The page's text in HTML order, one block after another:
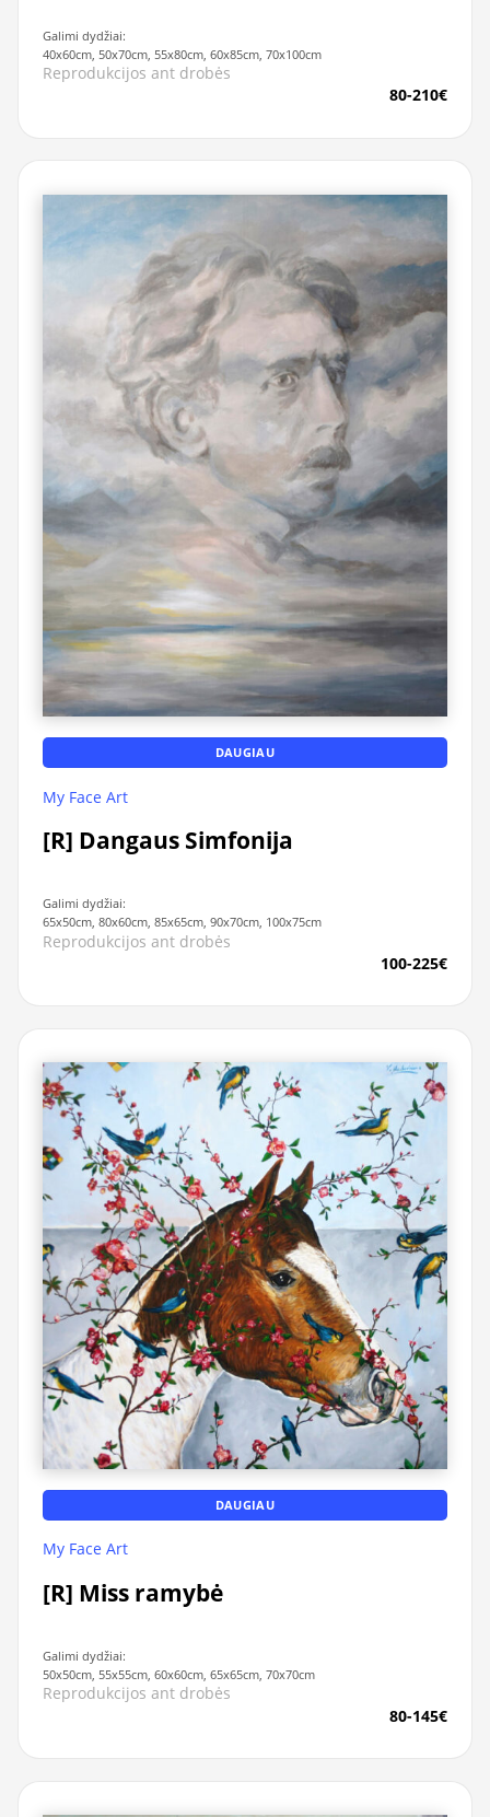
Galimi dydžiai:
40x60cm, 50x70cm, 55x80cm, 60x85cm, 70x100cm
Reprodukcijos ant drobės
80-210€
DAUGIAU
My Face Art
[R] Dangaus Simfonija
Galimi dydžiai:
65x50cm, 80x60cm, 85x65cm, 90x70cm, 100x75cm
Reprodukcijos ant drobės
100-225€
DAUGIAU
My Face Art
[R] Miss ramybė
Galimi dydžiai:
50x50cm, 55x55cm, 60x60cm, 65x65cm, 70x70cm
Reprodukcijos ant drobės
80-145€